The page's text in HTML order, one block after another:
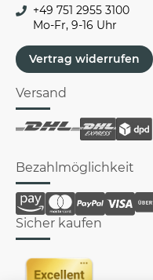
+49 751 2955 3100
Mo-Fr, 9-16 Uhr
Vertrag widerrufen
Versand
Bezahlmöglichkeit
Sicher kaufen